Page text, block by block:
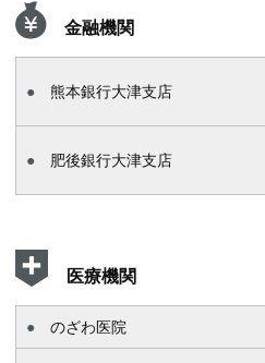
金融機関
熊本銀行大津支店
肥後銀行大津支店
医療機関
のざわ医院